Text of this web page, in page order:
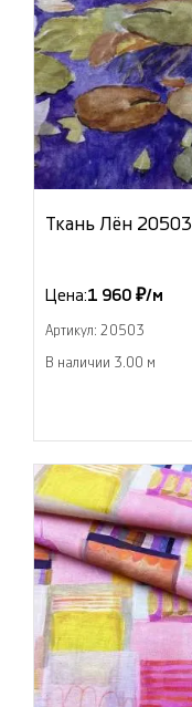
Ткань Лён 20503
Цена:1 960 ₽/м
Артикул: 20503
В наличии 3.00 м